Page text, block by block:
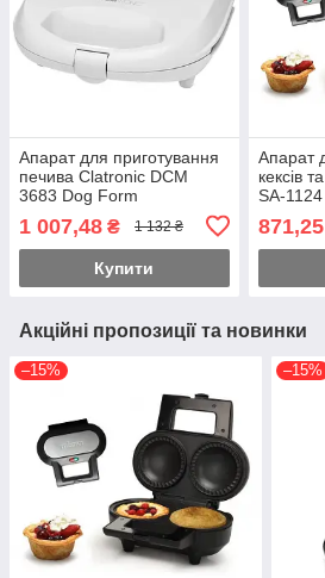
Апарат для приготування
печива Clatronic DCM
3683 Dog Form
1 007,48 ₴ 1 132 ₴
Купити
Апарат
кексів
SA-1124
871,25
Акційні пропозиції та новинки
–15% –15%